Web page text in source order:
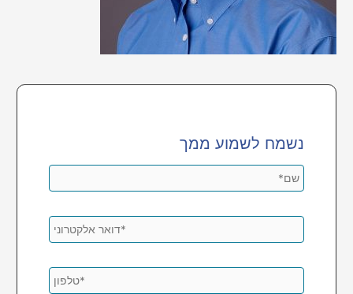
נשמח לשמוע ממך